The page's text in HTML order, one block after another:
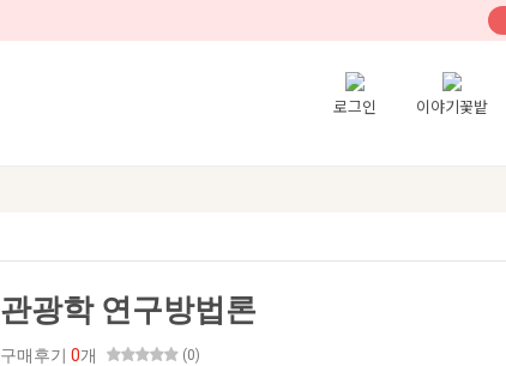
로그인 이야기꽃밭
관광학 연구방법론
구매후기 0개 (0)